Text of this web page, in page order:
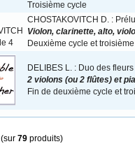
Troisième cycle
CHOSTAKOVITCH D. :
Violon, clarinette, alto,
Deuxième cycle et troisième
DELIBES L. : Duo des fleurs
2 violons (ou 2 flûtes) et
Fin de deuxième cycle et
(sur 79 produits)